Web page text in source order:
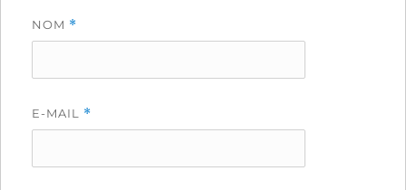
NOM *
E-MAIL *